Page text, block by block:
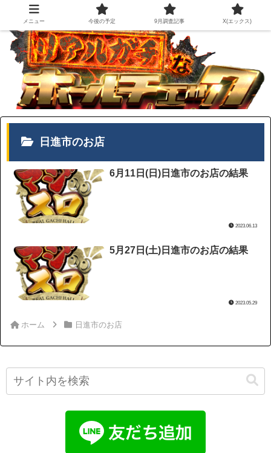
日進市のお店
6月11日(日)日進市のお店の結果
2023.06.13
5月27日(土)日進市のお店の結果
2023.05.29
ホーム 日進市のお店
メニュー 今後の予定 9月調査記事 X(エックス)